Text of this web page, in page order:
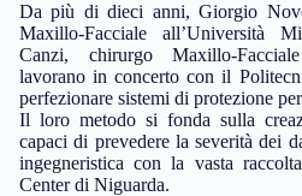
Da più di dieci anni, Giorgio
Maxillo-Facciale all’Università
Canzi, chirurgo Maxillo-
lavorano in concerto con il
perfezionare sistemi di protezione
Il loro metodo si fonda sulla
capaci di prevedere la severità dei
ingegneristica con la vasta
Center di Niguarda.